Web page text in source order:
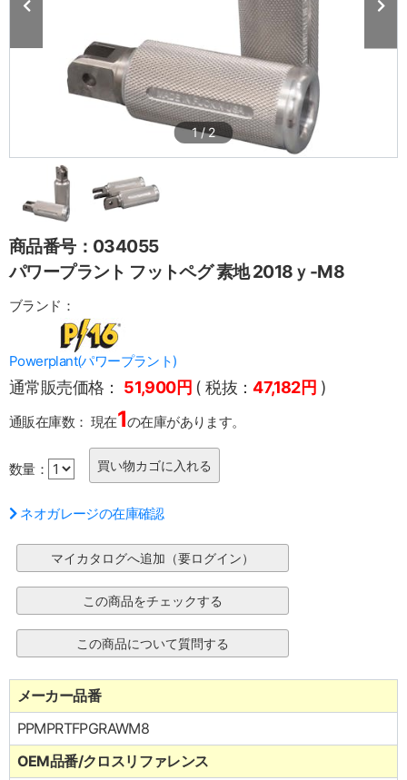
1/2
商品番号：034055
パワープラント フットペグ 素地 2018ｙ-M8
ブランド：
Powerplant(パワープラント)
通常販売価格： 51,900円 ( 税抜：47,182円 )
通販在庫数： 現在1の在庫があります。
数量：
ネオガレージの在庫確認
メーカー品番
PPMPRTFPGRAWM8
OEM品番/クロスリファレンス